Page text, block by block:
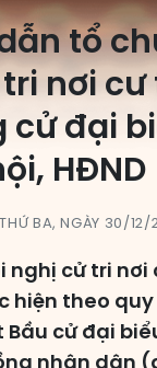
cử
hội
tổ
nơi cư
cử đại
HĐND
THỨ BA, NGÀY 30/
nghị cử tri nơi
hiện theo
Bầu cử đại
nhân dân